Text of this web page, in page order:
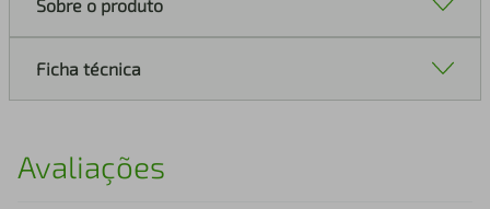
Sobre o produto
Ficha técnica
Avaliações